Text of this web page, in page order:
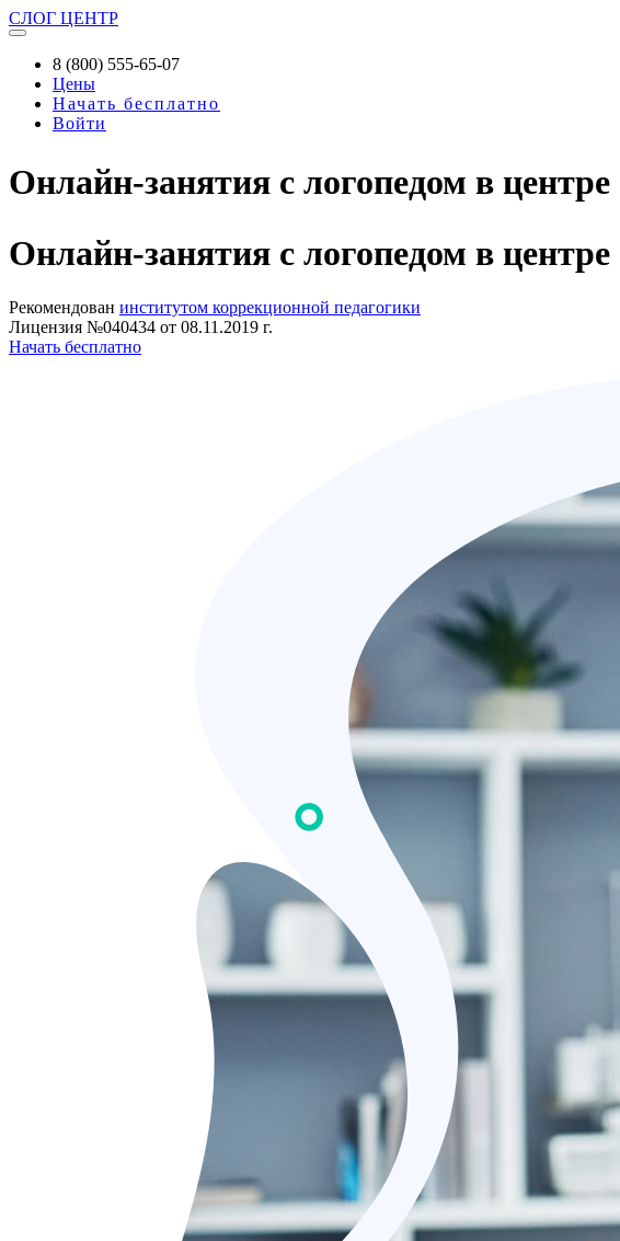
СЛОГ ЦЕНТР
8 (800) 555-65-07
Цены
Начать бесплатно
Войти
Онлайн-занятия с логопедом в центре
Онлайн-занятия с логопедом в центре
Рекомендован институтом коррекционной педагогики
Лицензия №040434 от 08.11.2019 г.
Начать бесплатно